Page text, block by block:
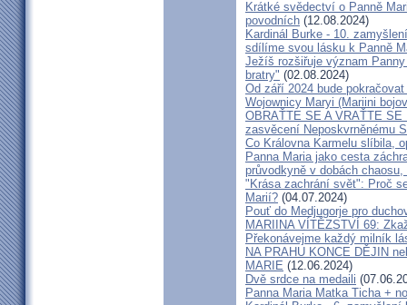
Krátké svědectví o Panně
povodních (12.08.2024)
Kardinál Burke - 10.
sdílíme svou lásku k Panně
Ježíš rozšiřuje význam
bratry" (02.08.2024)
Od září 2024 bude
Wojownicy Maryi (Mariini
OBRAŤTE SE A VRAŤTE
zasvěcení Neposkvrněnému
Co Královna Karmelu slíbila,
Panna Maria jako cesta
průvodkyně v dobách
"Krása zachrání svět": Proč
Marií? (04.07.2024)
Pouť do Medjugorje pro
MARIINA VÍTĚZSTVÍ 69:
Překonávejme každý milník
NA PRAHU KONCE DĚJIN
MARIE (12.06.2024)
Dvě srdce na medaili
Panna Maria Matka Ticha +